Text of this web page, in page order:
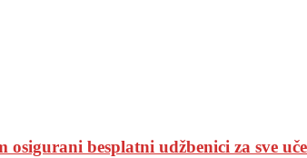
osigurani besplatni udžbenici za sve